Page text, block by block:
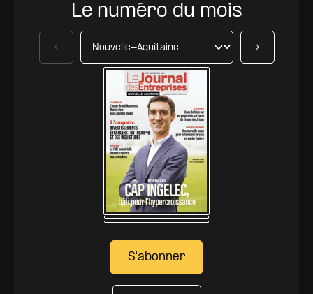
Le numéro du mois
S'abonner
Précédent Suivant